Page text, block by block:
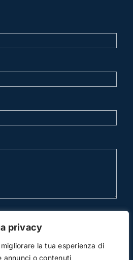
privacy
la tua esperienza di
annunci o contenuti